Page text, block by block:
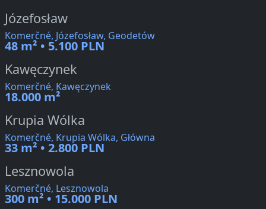
Józefosław
Komerčné, Józefosław, Geodetów
48 m² • 5.100 PLN
Kawęczynek
Komerčné, Kawęczynek
18.000 m²
Krupia Wólka
Komerčné, Krupia Wólka, Główna
33 m² • 2.800 PLN
Lesznowola
Komerčné, Lesznowola
300 m² • 15.000 PLN